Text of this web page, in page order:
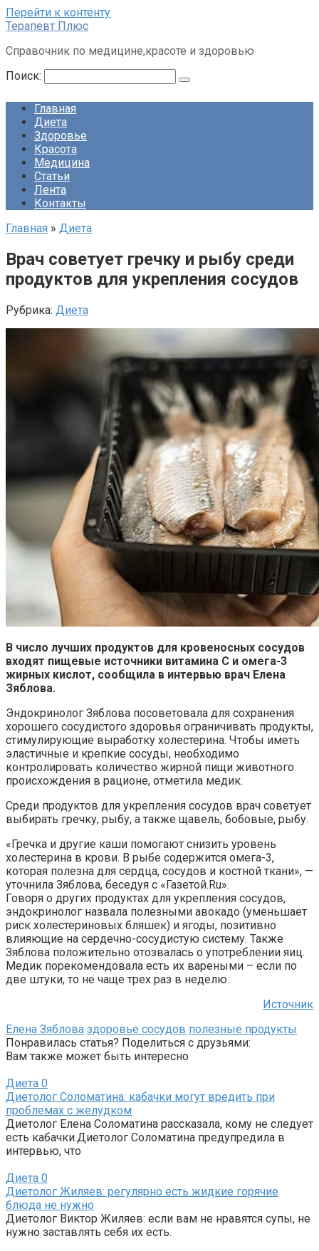
Перейти к контенту
Терапевт Плюс
Справочник по медицине,красоте и здоровью
Поиск:
Главная
Диета
Здоровье
Красота
Медицина
Статьи
Лента
Контакты
Главная » Диета
Врач советует гречку и рыбу среди
продуктов для укрепления сосудов
Рубрика: Диета
В число лучших продуктов для кровеносных сосудов
входят пищевые источники витамина С и омега-3
жирных кислот, сообщила в интервью врач Елена
Зяблова.
Эндокринолог Зяблова посоветовала для сохранения
хорошего сосудистого здоровья ограничивать продукты,
стимулирующие выработку холестерина. Чтобы иметь
эластичные и крепкие сосуды, необходимо
контролировать количество жирной пищи животного
происхождения в рационе, отметила медик.
Среди продуктов для укрепления сосудов врач советует
выбирать гречку, рыбу, а также щавель, бобовые, рыбу.
«Гречка и другие каши помогают снизить уровень
холестерина в крови. В рыбе содержится омега-3,
которая полезна для сердца, сосудов и костной ткани», —
уточнила Зяблова, беседуя с «Газетой.Ru».
Говоря о других продуктах для укрепления сосудов,
эндокринолог назвала полезными авокадо (уменьшает
риск холестериновых бляшек) и ягоды, позитивно
влияющие на сердечно-сосудистую систему. Также
Зяблова положительно отозвалась о употреблении яиц.
Медик порекомендовала есть их вареными – если по
две штуки, то не чаще трех раз в неделю.
Источник
Елена Зяблова здоровье сосудов полезные продукты
Понравилась статья? Поделиться с друзьями:
Вам также может быть интересно
Диета 0
Диетолог Соломатина: кабачки могут вредить при
проблемах с желудком
Диетолог Елена Соломатина рассказала, кому не следует
есть кабачки.Диетолог Соломатина предупредила в
интервью, что
Диета 0
Диетолог Жиляев: регулярно есть жидкие горячие
блюда не нужно
Диетолог Виктор Жиляев: если вам не нравятся супы, не
нужно заставлять себя их есть.